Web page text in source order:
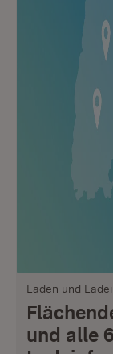
Laden und
und alle